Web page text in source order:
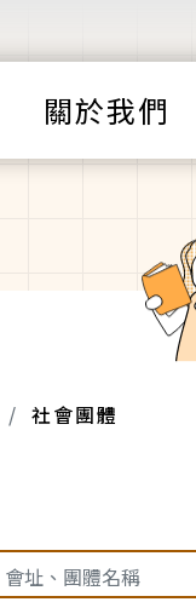
關於我們
社會團體